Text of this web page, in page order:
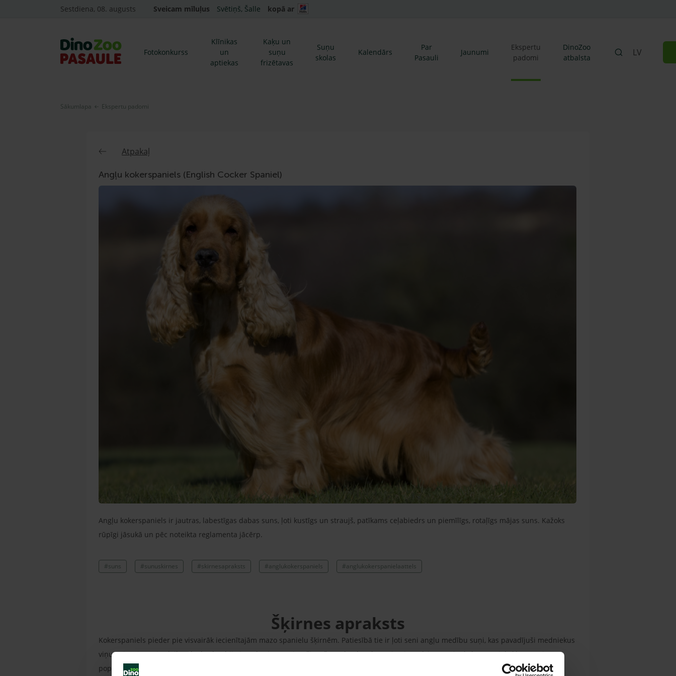
Sestdiena, 08. augusts Sveicam mīluļus Svētiņš, Šalle kopā ar
Fotokonkurss
Klīnikas
un
aptiekas
Kaķu un
suņu
frizētavas
Suņu
skolas
Kalendārs
Par
Pasauli
Jaunumi
Ekspertu
padomi
DinoZoo
atbalsta
LV
Sākumlapa Ekspertu padomi
Atpakaļ
Angļu kokerspaniels (English Cocker Spaniel)
Angļu kokerspaniels ir jautras, labestīgas dabas suns, ļoti kustīgs un straujš, patīkams ceļabiedrs un piemīlīgs, rotaļīgs mājas suns. Kažoks
rūpīgi jāsukā un pēc noteikta reglamenta jācērp.
#suns #sunuskirnes #skirnesapraksts #anglukokerspaniels #anglukokerspanielaattels
Šķirnes apraksts
Kokerspaniels pieder pie visvairāk iecienītajām mazo spanielu šķirnēm. Patiesībā tie ir ļoti seni angļu medību suņi, kas pavadījuši medniekus
viņu gaitās jau tajos laikos, kad vēl nebija izgudroti ugunsieroči. Taču gadu, drīzāk gan jāteic gadsimtu gaitā kokerspaniels kļuva arvien
populārāks kā mājas suns un pēdējos gadu desmitos piedzīvo ļaunāko, kas ar suni vispār var notikt, - veidojas par dīvāna suni, kura